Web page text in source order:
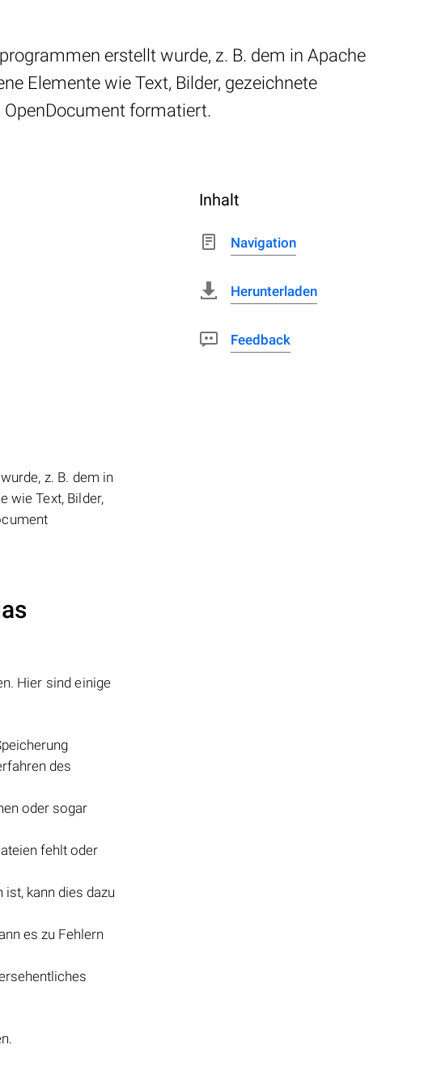
erstellt wurde, z. B. dem in Apache
Elemente wie Text, Bilder, gezeichnete
OpenDocument formatiert.
z. B. dem in
wie Text, Bilder,
Hier sind einige
des
oder sogar
fehlt oder
kann dies dazu
es zu Fehlern
Inhalt
Navigation
Herunterladen
Feedback